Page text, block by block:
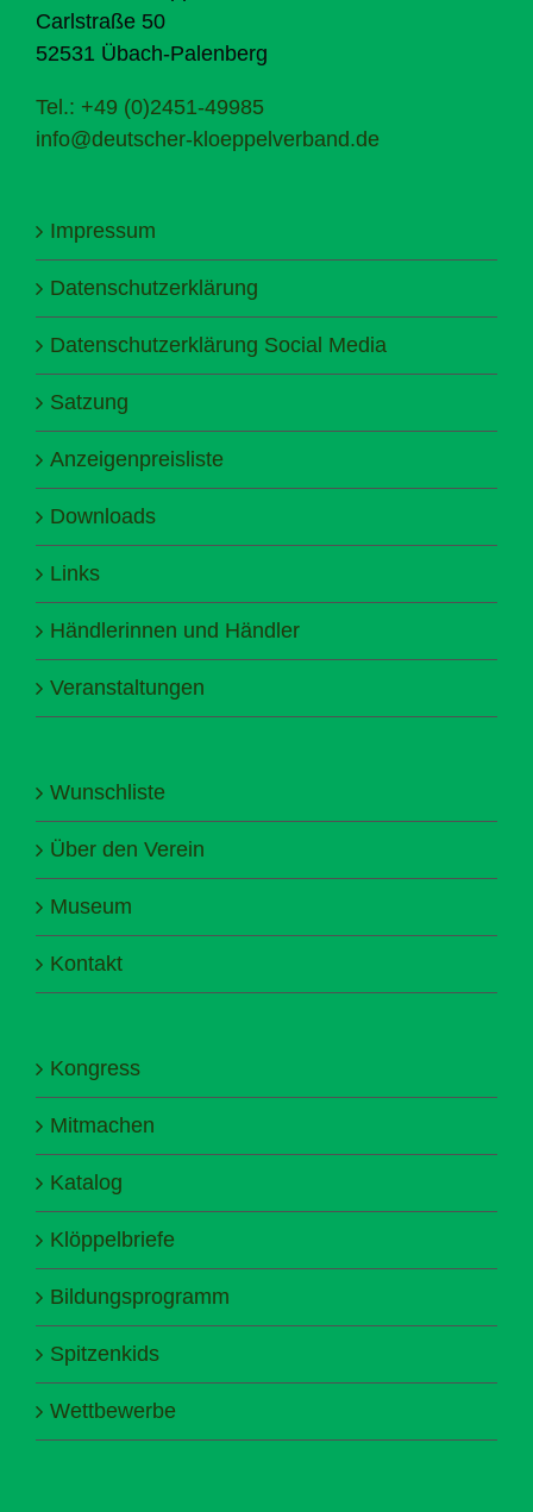
Carlstraße 50
52531 Übach-Palenberg
Tel.: +49 (0)2451-49985
info@deutscher-kloeppelverband.de
Impressum
Datenschutzerklärung
Datenschutzerklärung Social Media
Satzung
Anzeigenpreisliste
Downloads
Links
Händlerinnen und Händler
Veranstaltungen
Wunschliste
Über den Verein
Museum
Kontakt
Kongress
Mitmachen
Katalog
Klöppelbriefe
Bildungsprogramm
Spitzenkids
Wettbewerbe